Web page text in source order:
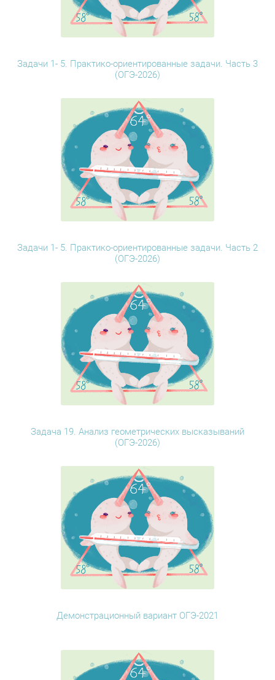
Задачи 1- 5. Практико-ориентированные задачи. Часть 3
(ОГЭ-2026)
Задачи 1- 5. Практико-ориентированные задачи. Часть 2
(ОГЭ-2026)
Задача 19. Анализ геометрических высказываний
(ОГЭ-2026)
Демонстрационный вариант ОГЭ-2021